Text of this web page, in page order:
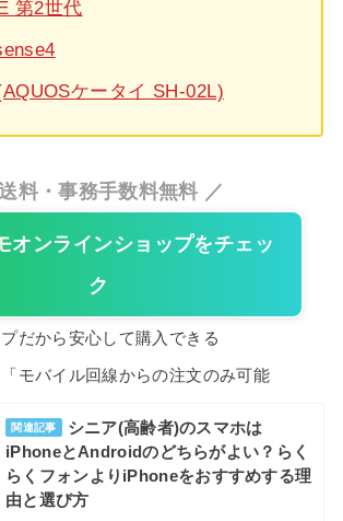
第2世代
ケータイ SH-02L)
料・事務手数料無料 ／
オンラインショップをチェッ
ク
だから安心して購入できる
モバイル回線からの注文のみ可能
関連記事
シニア(高齢者)のスマホは
iPhoneとAndroidのどちらがよい？らく
らくフォンよりiPhoneをおすすめする理
由と選び方